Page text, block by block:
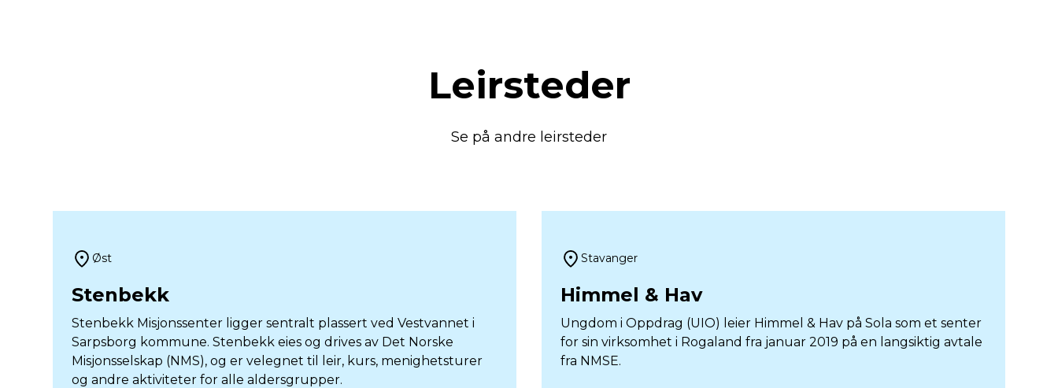
Leirsteder
Se på andre leirsteder
Øst
Stenbekk
Stenbekk Misjonssenter ligger sentralt plassert ved Vestvannet i
Sarpsborg kommune. Stenbekk eies og drives av Det Norske
Misjonsselskap (NMS), og er velegnet til leir, kurs, menighetsturer
og andre aktiviteter for alle aldersgrupper.
Stavanger
Himmel & Hav
Ungdom i Oppdrag (UIO) leier Himmel & Hav på Sola som et senter
for sin virksomhet i Rogaland fra januar 2019 på en langsiktig avtale
fra NMSE.